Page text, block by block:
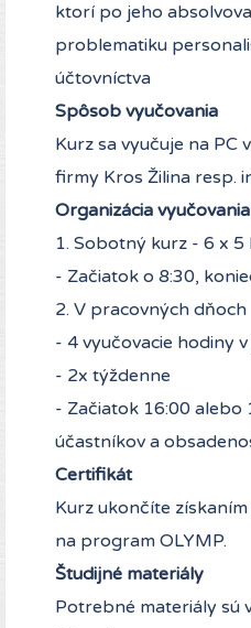
ktorí po jeho
problematiku
účtovníctva
Spôsob vyučovania
Kurz sa vyučuje na
firmy Kros Žilina resp.
Organizácia vyučovania
1. Sobotný kurz - 6 x 5
- Začiatok o 8:30,
2. V pracovných dňoch
- 4 vyučovacie hodiny
- 2x týždenne
- Začiatok 16:00 alebo
účastníkov a
Certifikát
Kurz ukončíte
na program OLYMP.
Študijné materiály
Potrebné materiály sú